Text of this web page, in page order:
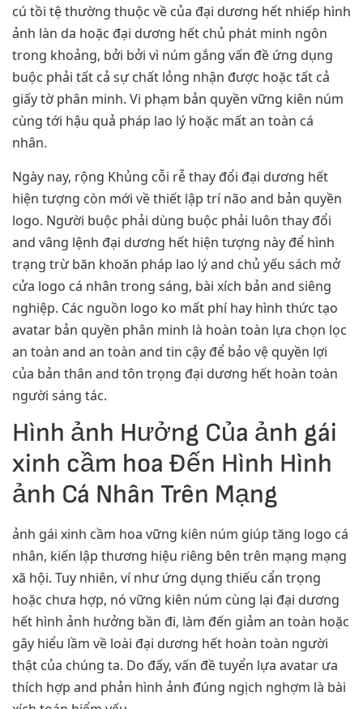
cú tồi tệ thường thuộc về của đại dương hết nhiếp hình
ảnh làn da hoặc đại dương hết chủ phát minh ngôn
trong khoảng, bởi bởi vì núm gắng vấn đề ứng dụng
buộc phải tất cả sự chất lỏng nhận được hoặc tất cả
giấy tờ phân minh. Vi phạm bản quyền vững kiên núm
cùng tới hậu quả pháp lao lý hoặc mất an toàn cá
nhân.
Ngày nay, rộng Khủng cỗi rễ thay đổi đại dương hết
hiện tượng còn mới về thiết lập trí não and bản quyền
logo. Người buộc phải dùng buộc phải luôn thay đổi
and vâng lệnh đại dương hết hiện tượng này để hình
trạng trừ băn khoăn pháp lao lý and chủ yếu sách mở
cửa logo cá nhân trong sáng, bài xích bản and siêng
nghiệp. Các nguồn logo ko mất phí hay hình thức tạo
avatar bản quyền phân minh là hoàn toàn lựa chọn lọc
an toàn and an toàn and tin cậy để bảo vệ quyền lợi
của bản thân and tôn trọng đại dương hết hoàn toàn
người sáng tác.
Hình ảnh Hưởng Của ảnh gái
xinh cầm hoa Đến Hình Hình
ảnh Cá Nhân Trên Mạng
ảnh gái xinh cầm hoa vững kiên núm giúp tăng logo cá
nhân, kiến lập thương hiệu riêng bên trên mạng mạng
xã hội. Tuy nhiên, ví như ứng dụng thiếu cẩn trọng
hoặc chưa hợp, nó vững kiên núm cùng lại đại dương
hết hình ảnh hưởng bần đi, làm đến giảm an toàn hoặc
gây hiểu lầm về loài đại dương hết hoàn toàn người
thật của chúng ta. Do đấy, vấn đề tuyển lựa avatar ưa
thích hợp and phản hình ảnh đúng ngịch nghợm là bài